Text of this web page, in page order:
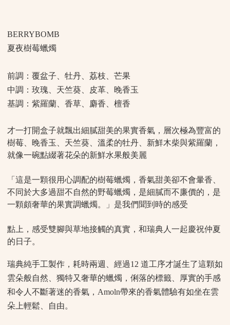
BERRYBOMB
夏夜樹莓蠟燭
前調：覆盆子、牡丹、荔枝、芒果
中調：玫瑰、天竺葵、皮革、晚香玉
基調：紫羅蘭、香草、麝香、檀香
才一打開盒子就飄出細膩甜美的果實香氣，層次極為豐富的
樹莓、晚香玉、天竺葵、溫柔的牡丹、新鮮木柴與紫羅蘭，
就像一碗點綴著花朵的新鮮水果般美麗
「這是一顆很用心調配的樹莓蠟燭，香氣甜美卻不會暈香、
不同於大多過甜不自然的野莓蠟燭，是細膩而不廉價的，是
一顆頗奢華的果實調蠟燭。」是我們聞到時的感受
點上，感受雙腳與草地接觸的真實，和瑞典人一起慶祝仲夏
的日子。
瑞典純手工製作，耗時兩週、經過12 道工序才誕生了這顆如
雲朵般自然、獨特又奢華的蠟燭，俐落的標籤、厚實的手感
和令人不斷著迷的香氣，Amoln帶來的香氣體驗有如坐在雲
朵上輕鬆、自由。